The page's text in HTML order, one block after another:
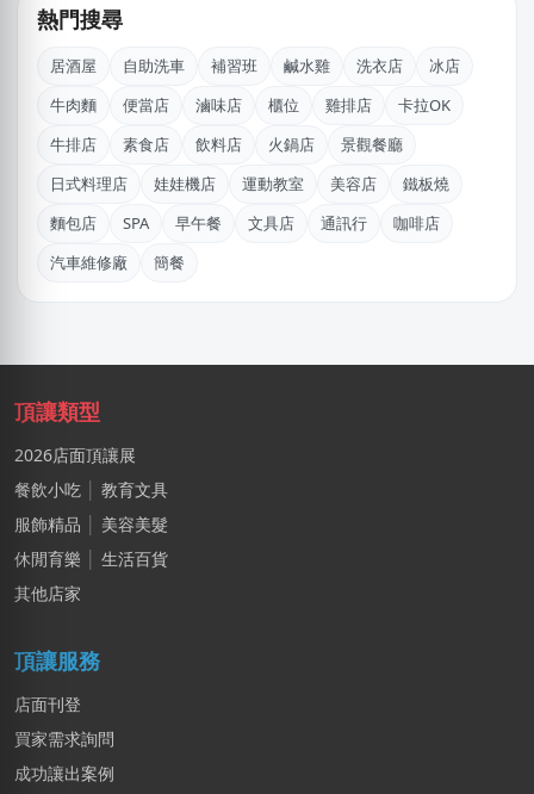
丁X臨
新北市｜預算 30萬~50萬元
游X姐
新北市｜預算 10萬~30萬元
林X羽
桃園市｜預算 10萬~30萬元
江X珮
台中市｜預算 10萬~30萬元
DXvid.吳
新北市｜預算 10萬~30萬元
黃X甯
熱門搜尋
居酒屋 自助洗車 補習班 鹹水雞 洗衣店
冰店
牛肉麵
便當店 滷味店 櫃位 雞排店
卡拉OK
牛排店
素食店 飲料店 火鍋店
景觀餐廳
日式料理店
娃娃機店 運動教室 美容店
鐵板燒
麵包店
SPA 早午餐 文具店 通訊行
咖啡店
汽車維修廠
簡餐
頂讓類型
2026店面頂讓展
餐飲小吃
教育文具
服飾精品
美容美髮
休閒育樂
生活百貨
其他店家
頂讓服務
店面刊登
買家需求詢問
成功讓出案例